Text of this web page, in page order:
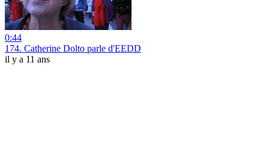
0:44
174. Catherine Dolto parle d'EEDD
il y a 11 ans